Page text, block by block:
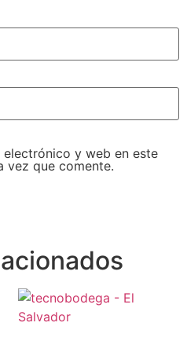
y web en este
vez que comente.